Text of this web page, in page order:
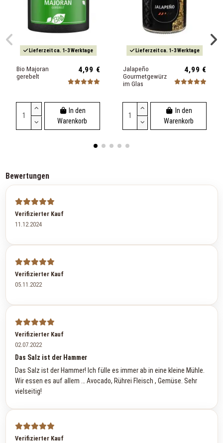
Lieferzeit ca. 1-3 Werktage
Bio Majoran
gerebelt
4,99 €
In den
Warenkorb
Lieferzeit ca. 1-3 Werktage
Jalapeño
Gourmetgewürz
im Glas
4,99 €
In den
Warenkorb
Bewertungen
Verifizierter Kauf
11.12.2024
Verifizierter Kauf
05.11.2022
Verifizierter Kauf
02.07.2022
Das Salz ist der Hammer
Das Salz ist der Hammer! Ich fülle es immer ab in eine kleine Mühle.
Wir essen es auf allem … Avocado, Rührei Fleisch , Gemüse. Sehr
vielseitig!
Verifizierter Kauf